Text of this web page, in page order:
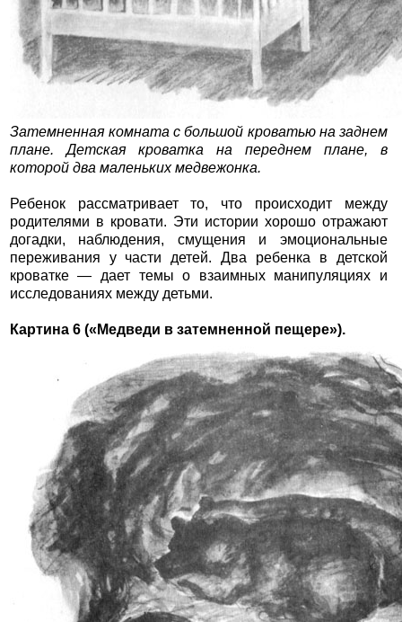
Затемненная комната с большой кроватью на заднем
плане. Детская кроватка на переднем плане, в
которой два маленьких медвежонка.
Ребенок рассматривает то, что происходит между
родителями в кровати. Эти истории хорошо отражают
догадки, наблюдения, смущения и эмоциональные
переживания у части детей. Два ребенка в детской
кроватке — дает темы о взаимных манипуляциях и
исследованиях между детьми.
Картина 6 («Медведи в затемненной пещере»).